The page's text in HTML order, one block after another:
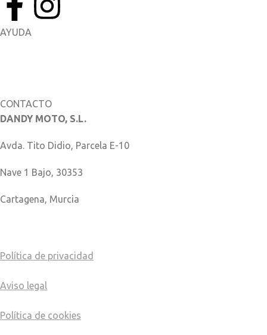
AYUDA
CONTACTO
DANDY MOTO, S.L.
Avda. Tito Didio, Parcela E-10
Nave 1 Bajo, 30353
Cartagena, Murcia
Política de privacidad
Aviso legal
Política de cookies